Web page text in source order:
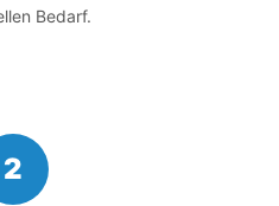
Bedarf.
2